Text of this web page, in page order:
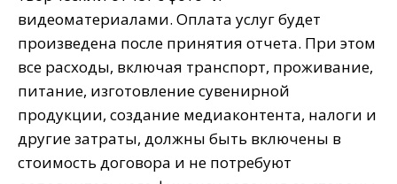
видеоматериалами. Оплата услуг будет
произведена после принятия отчета. При этом
все расходы, включая транспорт, проживание,
питание, изготовление сувенирной
продукции, создание медиаконтента, налоги и
другие затраты, должны быть включены в
стоимость договора и не потребуют